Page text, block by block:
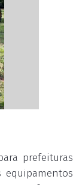
prefeituras
equipamentos